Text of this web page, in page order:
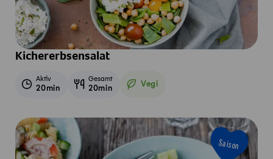
Kichererbsensalat
Aktiv
20min
Gesamt
20min Vegi
Vegetarisch
Saison